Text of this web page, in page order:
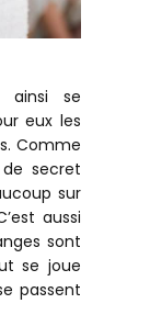
ainsi se
eux les
Comme
secret
sur
aussi
sont
se joue
passent